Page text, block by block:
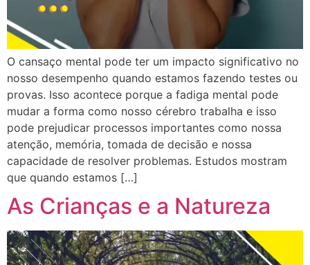
O cansaço mental pode ter um impacto significativo no
nosso desempenho quando estamos fazendo testes ou
provas. Isso acontece porque a fadiga mental pode
mudar a forma como nosso cérebro trabalha e isso
pode prejudicar processos importantes como nossa
atenção, memória, tomada de decisão e nossa
capacidade de resolver problemas. Estudos mostram
que quando estamos […]
As Crianças e a Natureza